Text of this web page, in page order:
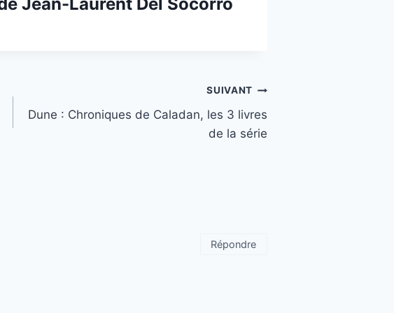
SUIVANT
Dune : Chroniques de Caladan, les 3 livres
de la série
Répondre